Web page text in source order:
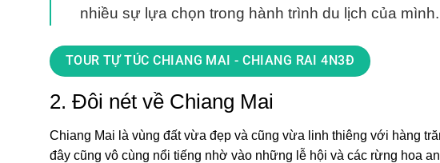
nhiều sự lựa chọn trong hành trình du lịch của mình.
TOUR TỰ TÚC CHIANG MAI - CHIANG RAI 4N3Đ
2. Đôi nét về Chiang Mai
Chiang Mai là vùng đất vừa đẹp và cũng vừa linh thiêng với hàng
đây cũng vô cùng nổi tiếng nhờ vào những lễ hội và các rừng hoa